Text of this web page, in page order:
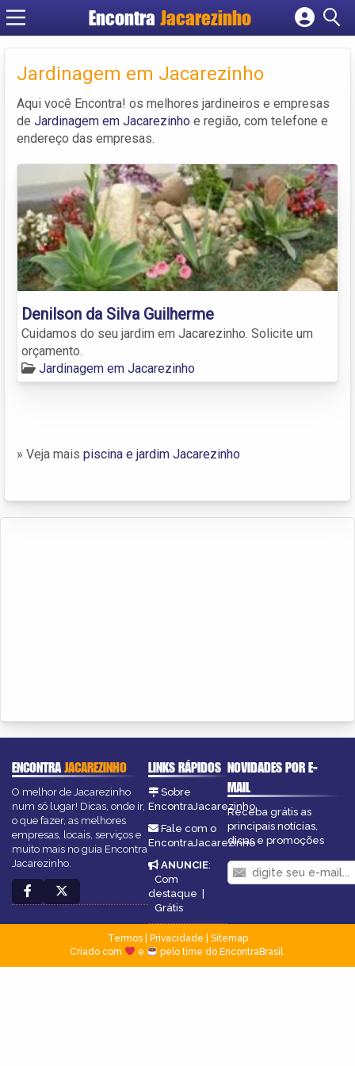
Encontra Jacarezinho
Cadastrar empresa
Criar conta
Jardinagem em Jacarezinho
Aqui você Encontra! os melhores jardineiros e empresas
de Jardinagem em Jacarezinho e região, com telefone e
endereço das empresas.
Denilson da Silva Guilherme
Cuidamos do seu jardim em Jacarezinho. Solicite um
orçamento.
Jardinagem em Jacarezinho
» Veja mais piscina e jardim Jacarezinho
ENCONTRAJACAREZINHO
O melhor de Jacarezinho
num só lugar! Dicas, onde ir,
o que fazer, as melhores
empresas, locais, serviços e
muito mais no guia Encontra
Jacarezinho.
LINKS RÁPIDOS
Sobre
EncontraJacarezinho
Fale com o
EncontraJacarezinho
ANUNCIE:
Com
destaque |
Grátis
NOVIDADES POR E-
MAIL
Receba grátis as
principais notícias,
dicas e promoções
Termos| Privacidade
Sitemap
Criado com
e pelo time do EncontraBrasil